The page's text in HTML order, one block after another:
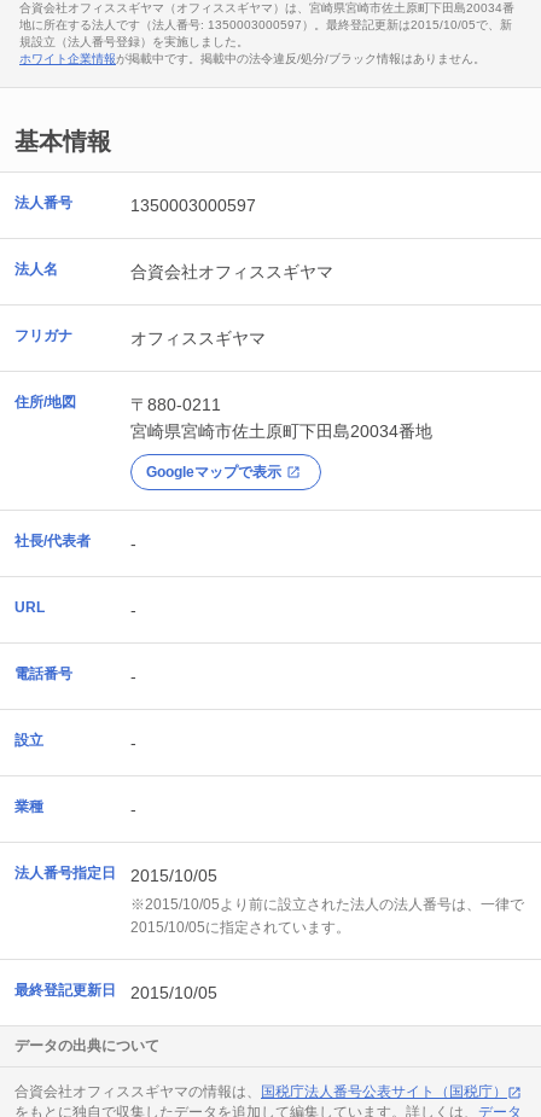
合資会社オフィススギヤマ（オフィススギヤマ）は、宮崎県宮崎市佐土原町下田島20034番
地に所在する法人です（法人番号: 1350003000597）。最終登記更新は2015/10/05で、新
規設立（法人番号登録）を実施しました。
ホワイト企業情報が掲載中です。掲載中の法令違反/処分/ブラック情報はありません。
基本情報
法人番号 1350003000597
法人名 合資会社オフィススギヤマ
フリガナ オフィススギヤマ
住所/地図
〒880-0211
宮崎県宮崎市佐土原町下田島20034番地
Googleマップで表示
社長/代表者 -
URL -
電話番号 -
設立 -
業種 -
法人番号指定日 2015/10/05
※2015/10/05より前に設立された法人の法人番号は、一律で
2015/10/05に指定されています。
最終登記更新日 2015/10/05
データの出典について
合資会社オフィススギヤマの情報は、
国税庁法人番号公表サイト（国税庁）
をもとに独自で収集したデータを追加して編集しています。詳しくは、 データ